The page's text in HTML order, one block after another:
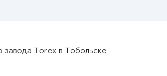
завода Torex в Тобольске